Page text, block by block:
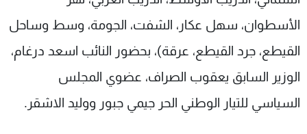
الأسطوان، سهل عكار، الشفت، الجومة، وسط وساحل
القيطع، جرد القيطع، عرقة)، بحضور النائب اسعد درغام،
الوزير السابق يعقوب الصراف، عضوي المجلس
السياسي للتيار الوطني الحر جيمي جبور ووليد الاشقر.